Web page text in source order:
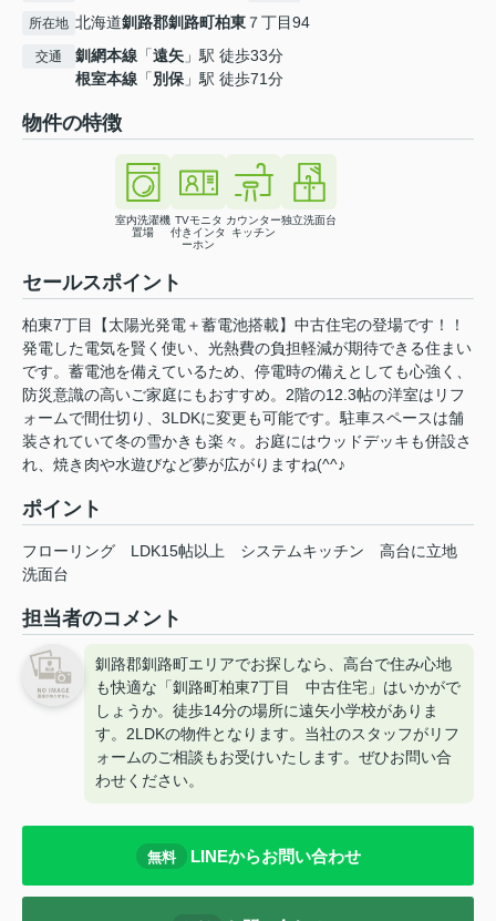
所在地 北海道釧路郡釧路町柏東 ７丁目94
交通 釧網本線 「遠矢 」駅 徒歩33分
根室本線 「別保」駅 徒歩71分
物件の特徴
室内洗濯機
置場
TVモニタ
付きインタ
ーホン
カウンター
キッチン
独立洗面台
セールスポイント
柏東7丁目【太陽光発電＋蓄電池搭載】中古住宅の登場です！！
発電した電気を賢く使い、光熱費の負担軽減が期待できる住まい
です。蓄電池を備えているため、停電時の備えとしても心強く、
防災意識の高いご家庭にもおすすめ。2階の12.3帖の洋室はリフ
ォームで間仕切り、3LDKに変更も可能です。駐車スペースは舗
装されていて冬の雪かきも楽々。お庭にはウッドデッキも併設さ
れ、焼き肉や水遊びなど夢が広がりますね(^^♪
ポイント
フローリング LDK15帖以上 システムキッチン
高台に立地
洗面台
担当者のコメント
釧路郡釧路町エリアでお探しなら、高台で住み心地
も快適な「釧路町柏東7丁目 中古住宅」はいかがで
しょうか。徒歩14分の場所に遠矢小学校がありま
す。2LDKの物件となります。当社のスタッフがリフ
ォームのご相談もお受けいたします。ぜひお問い合
わせください。
無料 LINEからお問い合わせ